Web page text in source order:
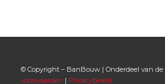
© Copyright – BanBouw | Onderdeel van de
voorwaarden | Privacybeleid